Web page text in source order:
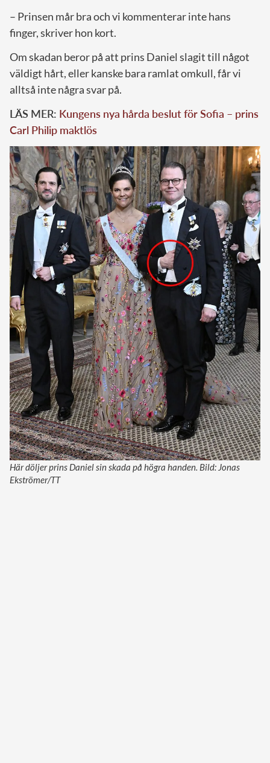
– Prinsen mår bra och vi kommenterar inte hans
finger, skriver hon kort.
Om skadan beror på att prins Daniel slagit till något
väldigt hårt, eller kanske bara ramlat omkull, får vi
alltså inte några svar på.
LÄS MER: Kungens nya hårda beslut för Sofia – prins
Carl Philip maktlös
Här döljer prins Daniel sin skada på högra handen. Bild: Jonas
Ekströmer/TT